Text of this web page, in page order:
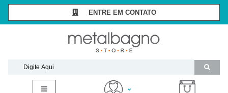
ENTRE EM CONTATO
SÃO PAULO - (11) 3081-7006
RIO DE JANEIRO -
(21) 2294-8091
(11) 99467-1909